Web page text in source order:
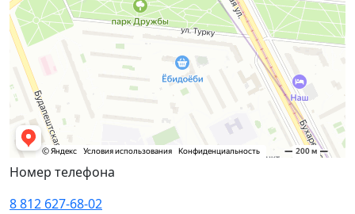
Номер телефона
8 812 627-68-02